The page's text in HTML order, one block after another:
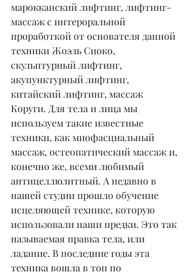
марокканский лифтинг, лифтинг-
массаж с интероральной
проработкой от основателя данной
техники Жоэль Сиоко,
скульптурный лифтинг,
акупунктурный лифтинг,
китайский лифтинг, массаж
Коруги. Для тела и лица мы
используем такие известные
техники, как миофасциальный
массаж, остеопатический массаж и,
конечно же, всеми любимый
антицеллюлитный. А недавно в
нашей студии прошло обучение
исцеляющей технике, которую
использовали наши предки. Это так
называемая правка тела, или
ладание. В последние годы эта
техника вошла в топ по